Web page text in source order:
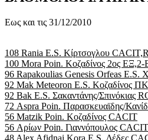
Εως και τις 31/12/2010
108 Rania E.S. Κίρτσογλου
100 Mora Poin. Κοζαδίνος 2ος
96 Rapakoulias Genesis Orfeas E.S.
92 Mak Meteoron E.S. Κοζαδίνος
92 Bak E.S. Σακαντάνης/Σπινόκιας
72 Aspra Poin. Παρασκευαϊδης/
56 Matzik Poin. Κοζαδίνος CACIT
56 Αρίων Poin. Γιαννόπουλος CACIT
48 Alex Afidnai Kora E.S. Δέδες